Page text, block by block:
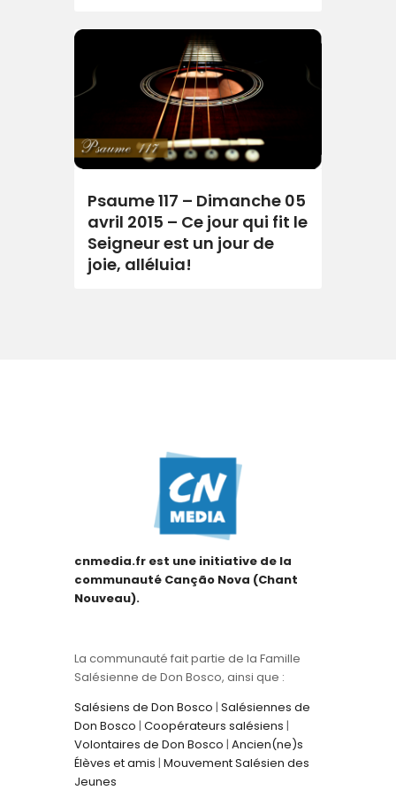
Psaume 117 – Dimanche 05
avril 2015 – Ce jour qui fit le
Seigneur est un jour de
joie, alléluia!
cnmedia.fr est une initiative de la
communauté Canção Nova (Chant
Nouveau).
La communauté fait partie de la Famille
Salésienne de Don Bosco, ainsi que :
Salésiens de Don Bosco | Salésiennes de
Don Bosco | Coopérateurs salésiens |
Volontaires de Don Bosco | Ancien(ne)s
Élèves et amis | Mouvement Salésien des
Jeunes